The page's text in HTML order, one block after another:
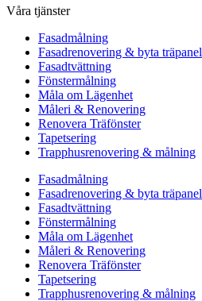
Våra tjänster
Fasadmålning
Fasadrenovering & byta träpanel
Fasadtvättning
Fönstermålning
Måla om Lägenhet
Måleri & Renovering
Renovera Träfönster
Tapetsering
Trapphusrenovering & målning
Fasadmålning
Fasadrenovering & byta träpanel
Fasadtvättning
Fönstermålning
Måla om Lägenhet
Måleri & Renovering
Renovera Träfönster
Tapetsering
Trapphusrenovering & målning